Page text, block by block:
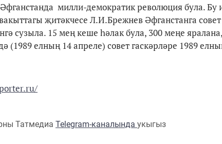
милли-демократик революция була.
җитәкчесе Л.И.Брежнев Әфганстанга
сузыла. 15 мең кеше һәлак була, 300 меңе
(1989 елның 14 апреле) совет гаскәрләре 1989
Татмедиа Telegram-каналында укыгыз